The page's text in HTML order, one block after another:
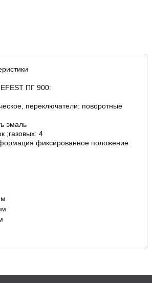
ПГ 900:
переключатели: поворотные
эмаль
;газовых: 4
фиксированное положение